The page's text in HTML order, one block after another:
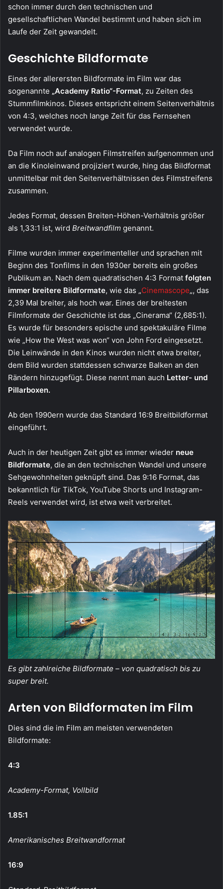
schon immer durch den technischen und
gesellschaftlichen Wandel bestimmt und haben sich im
Laufe der Zeit gewandelt.
Geschichte Bildformate
Eines der allerersten Bildformate im Film war das
sogenannte „Academy Ratio“-Format, zu Zeiten des
Stummfilmkinos. Dieses entspricht einem Seitenverhältnis
von 4:3, welches noch lange Zeit für das Fernsehen
verwendet wurde.
Da Film noch auf analogen Filmstreifen aufgenommen und
an die Kinoleinwand projiziert wurde, hing das Bildformat
unmittelbar mit den Seitenverhältnissen des Filmstreifens
zusammen.
Jedes Format, dessen Breiten-Höhen-Verhältnis größer
als 1,33:1 ist, wird Breitwandfilm genannt.
Filme wurden immer experimenteller und sprachen mit
Beginn des Tonfilms in den 1930er bereits ein großes
Publikum an. Nach dem quadratischen 4:3 Format folgten
immer breitere Bildformate, wie das „Cinemascope„, das
2,39 Mal breiter, als hoch war. Eines der breitesten
Filmformate der Geschichte ist das „Cinerama“ (2,685:1).
Es wurde für besonders epische und spektakuläre Filme
wie „How the West was won“ von John Ford eingesetzt.
Die Leinwände in den Kinos wurden nicht etwa breiter,
dem Bild wurden stattdessen schwarze Balken an den
Rändern hinzugefügt. Diese nennt man auch Letter- und
Pillarboxen.
Ab den 1990ern wurde das Standard 16:9 Breitbildformat
eingeführt.
Auch in der heutigen Zeit gibt es immer wieder neue
Bildformate, die an den technischen Wandel und unsere
Sehgewohnheiten geknüpft sind. Das 9:16 Format, das
bekanntlich für TikTok, YouTube Shorts und Instagram-
Reels verwendet wird, ist etwa weit verbreitet.
Es gibt zahlreiche Bildformate – von quadratisch bis zu
super breit.
Arten von Bildformaten im Film
Dies sind die im Film am meisten verwendeten
Bildformate:
4:3
Academy-Format, Vollbild
1.85:1
Amerikanisches Breitwandformat
16:9